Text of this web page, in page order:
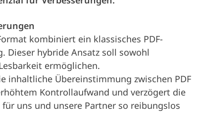
&
Bilejer
Karriere
kombiniert ein klassisches PDF-
Dieser hybride Ansatz soll sowohl
ermöglichen.
inhaltliche Übereinstimmung zwischen PDF
Kontrollaufwand und verzögert die
uns und unsere Partner so reibungslos